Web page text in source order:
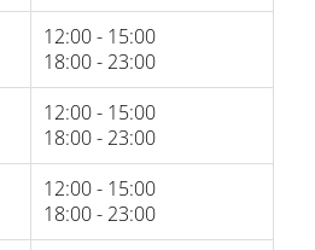
12:00 - 15:00
18:00 - 23:00
12:00 - 15:00
18:00 - 23:00
12:00 - 15:00
18:00 - 23:00